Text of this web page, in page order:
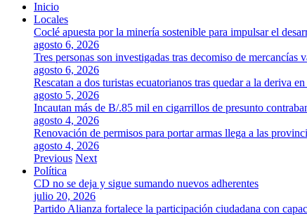
Inicio
Locales
Coclé apuesta por la minería sostenible para impulsar el
agosto 6, 2026
Tres personas son investigadas tras decomiso de mercancías
agosto 6, 2026
Rescatan a dos turistas ecuatorianos tras quedar a la deriva
agosto 5, 2026
Incautan más de B/.85 mil en cigarrillos de presunto
agosto 4, 2026
Renovación de permisos para portar armas llega a las
agosto 4, 2026
Previous Next
Política
CD no se deja y sigue sumando nuevos adherentes
julio 20, 2026
Partido Alianza fortalece la participación ciudadana con